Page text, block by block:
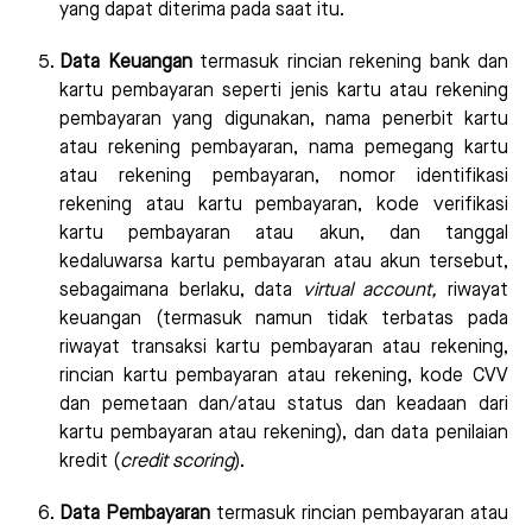
yang dapat diterima pada saat itu.
Data Keuangan termasuk rincian rekening bank dan
kartu pembayaran seperti jenis kartu atau rekening
pembayaran yang digunakan, nama penerbit kartu
atau rekening pembayaran, nama pemegang kartu
atau rekening pembayaran, nomor identifikasi
rekening atau kartu pembayaran, kode verifikasi
kartu pembayaran atau akun, dan tanggal
kedaluwarsa kartu pembayaran atau akun tersebut,
sebagaimana berlaku, data
virtual account, riwayat
keuangan (termasuk namun tidak terbatas pada
riwayat transaksi kartu pembayaran atau rekening,
rincian kartu pembayaran atau rekening, kode CVV
dan pemetaan dan/atau status dan keadaan dari
kartu pembayaran atau rekening), dan data penilaian
kredit (credit scoring).
Data Pembayaran termasuk rincian pembayaran atau